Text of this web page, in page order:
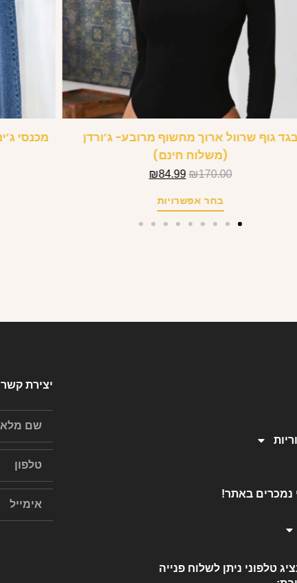
גוף שרוול ארוך מחשוף מרובע- ג’ורדן
(משלוח חינם)
₪170.00
₪84.99
בחר אפשרויות
נמכרים באתר!
טלפוני ניתן לשלוח פנייה
יצירת קשר